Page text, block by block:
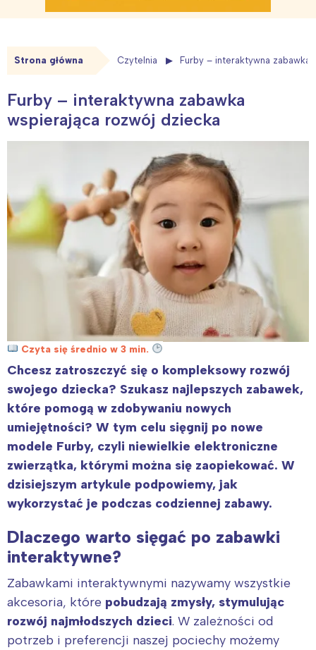
Strona główna Czytelnia Furby – interaktywna
Furby – interaktywna zabawka
wspierająca rozwój dziecka
Czyta się średnio w 3 min.
Chcesz zatroszczyć się o kompleksowy rozwój
swojego dziecka? Szukasz najlepszych zabawek,
które pomogą w zdobywaniu nowych
umiejętności? W tym celu sięgnij po nowe
modele Furby, czyli niewielkie elektroniczne
zwierzątka, którymi można się zaopiekować. W
dzisiejszym artykule podpowiemy, jak
wykorzystać je podczas codziennej zabawy.
Dlaczego warto sięgać po zabawki
interaktywne?
Zabawkami interaktywnymi nazywamy wszystkie
akcesoria, które pobudzają zmysły, stymulując
rozwój najmłodszych dzieci. W zależności od
potrzeb i preferencji naszej pociechy możemy